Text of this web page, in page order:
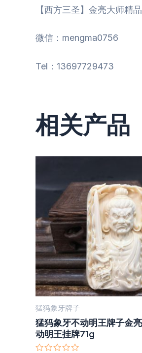
【西方三圣】金亮大师精
微信：mengma0756
Tel：13697729473
相关产品
猛犸象牙牌子
猛犸象牙不动明王牌子金
动明王挂牌71g